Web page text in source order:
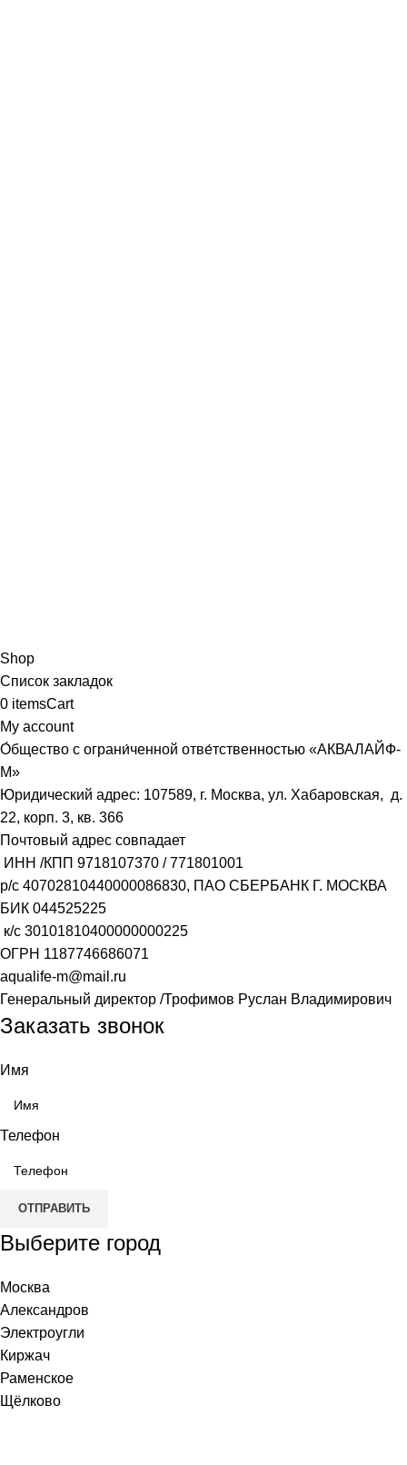
Shop
Список закладок
0 itemsCart
My account
О́бщество с ограни́ченной отве́тственностью «АКВАЛАЙФ-
М»
Юридический адрес: 107589, г. Москва, ул. Хабаровская, д.
22, корп. 3, кв. 366
Почтовый адрес совпадает
ИНН /КПП 9718107370 /771801001
р/с 40702810440000086830, ПАО СБЕРБАНК Г. МОСКВА
БИК 044525225
к/с 30101810400000000225
ОГРН 1187746686071
aqualife-m@mail.ru
Генеральный директор /Трофимов Руслан Владимирович
Заказать звонок
Имя
Телефон
ОТПРАВИТЬ
Выберите город
Москва
Александров
Электроугли
Киржач
Раменское
Щёлково